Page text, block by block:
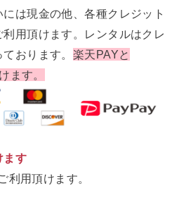
は現金の他、各種クレジット
用頂けます。レンタルはクレ
おります。 楽天PAYと
ます。
ます
利用頂けます。